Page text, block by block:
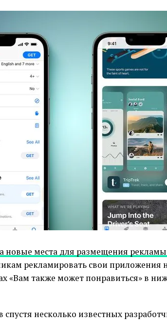
новые места для размещения
рекламировать свои приложения
«Вам также может понравиться» в
спустя несколько известных